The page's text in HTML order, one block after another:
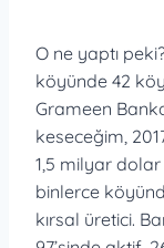
O ne yaptı
köyünde 42
Grameen
keseceğim,
1,5 milyar dolar
binlerce
kırsal üretici.